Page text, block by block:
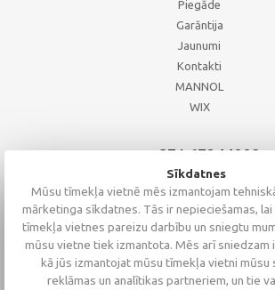
Piegāde
Garāntija
Jaunumi
Kontakti
MANNOL
WIX
+371 67244008
+371 67271055
+371 26002793
Sīkdatnes
Mūsu tīmekļa vietnē mēs izmantojam
mārketinga sīkdatnes. Tās ir nepieciešamas,
tīmekļa vietnes pareizu darbību un sniegtu
mūsu vietne tiek izmantota. Mēs arī sniedzam
kā jūs izmantojat mūsu tīmekļa vietni mūsu
reklāmas un analītikas partneriem, un tie